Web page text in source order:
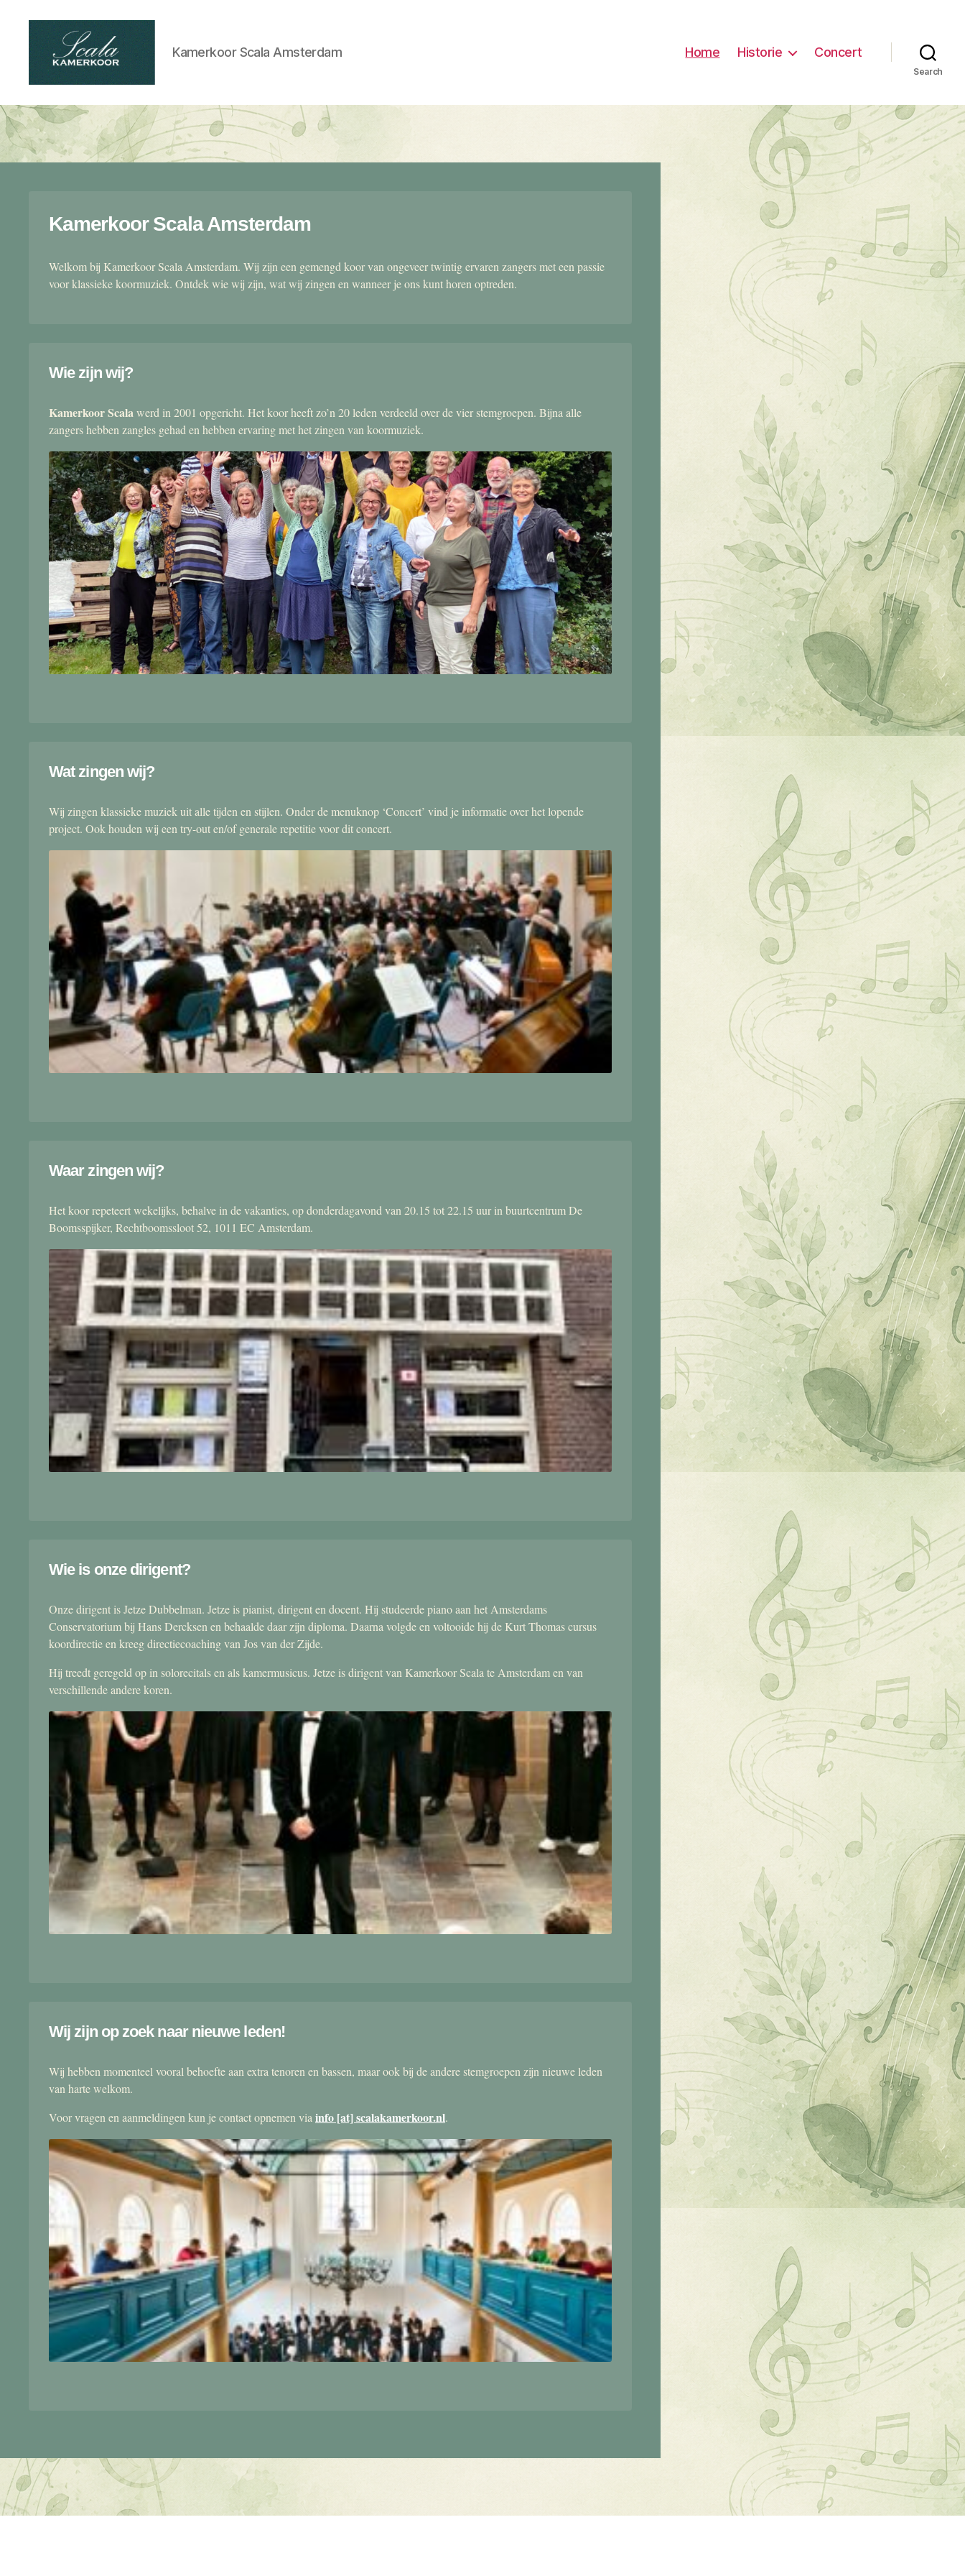
kamerkoor
Kamerkoor Scala Amsterdam Home Historie Concert
Search
Kamerkoor Scala Amsterdam
Welkom bij Kamerkoor Scala Amsterdam. Wij zijn een gemengd koor van ongeveer twintig ervaren zangers met een passie
voor klassieke koormuziek. Ontdek wie wij zijn, wat wij zingen en wanneer je ons kunt horen optreden.
Wie zijn wij?
Kamerkoor Scalawerd in 2001 opgericht. Het koor heeft zo’n 20 leden verdeeld over de vier stemgroepen. Bijna alle
zangers hebben zangles gehad en hebben ervaring met het zingen van koormuziek.
Wat zingen wij?
Wij zingen klassieke muziek uit alle tijden en stijlen. Onder de menuknop ‘Concert’ vind je informatie over het lopende
project. Ook houden wij een try-out en/of generale repetitie voor dit concert.
Waar zingen wij?
Het koor repeteert wekelijks, behalve in de vakanties, op donderdagavond van 20.15 tot 22.15 uur in buurtcentrum De
Boomsspijker, Rechtboomssloot 52, 1011 EC Amsterdam.
Wie is onze dirigent?
Onze dirigent is Jetze Dubbelman. Jetze is pianist, dirigent en docent. Hij studeerde piano aan het Amsterdams
Conservatorium bij Hans Dercksen en behaalde daar zijn diploma. Daarna volgde en voltooide hij de Kurt Thomas cursus
koordirectie en kreeg directiecoaching van Jos van der Zijde.
Hij treedt geregeld op in solorecitals en als kamermusicus. Jetze is dirigent van Kamerkoor Scala te Amsterdam en van
verschillende andere koren.
Wij zijn op zoek naar nieuwe leden!
Wij hebben momenteel vooral behoefte aan extra tenoren en bassen, maar ook bij de andere stemgroepen zijn nieuwe leden
van harte welkom.
Voor vragen en aanmeldingen kun je contact opnemen via info [at] scalakamerkoor.nl.